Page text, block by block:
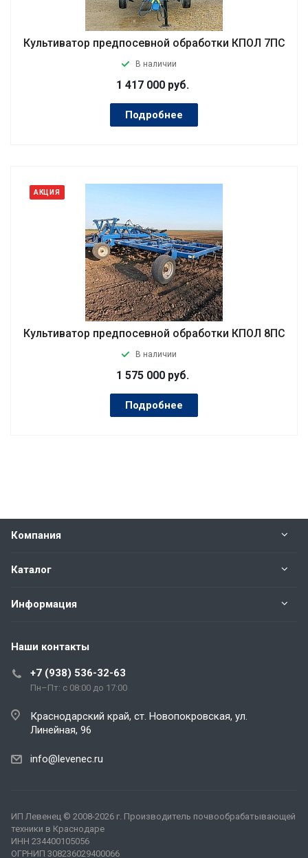
Культиватор предпосевной обработки КПОЛ 7ПС
В наличии
1 417 000 руб.
Подробнее
АКЦИЯ
Культиватор предпосевной обработки КПОЛ 8ПС
В наличии
1 575 000 руб.
Подробнее
Компания
Каталог
Информация
Наши контакты
+7 (938) 536-32-63
Пн–Пт: с 08:00 до 17:00
Краснодарский край, ст. Новопокровская, ул.
Линейная, 96
info@levenec.ru
ИП Левенец © 2008-2026 г. Производитель почвообрабатывающей
техники в Краснодаре
ИНН 234400105056
ОГРНИП 308236029400066